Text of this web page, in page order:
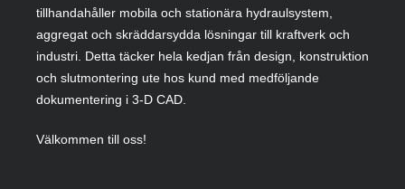
tillhandahåller mobila och stationära hydraulsystem,
aggregat och skräddarsydda lösningar till kraftverk och
industri. Detta täcker hela kedjan från design, konstruktion
och slutmontering ute hos kund med medföljande
dokumentering i 3-D CAD.
Välkommen till oss!